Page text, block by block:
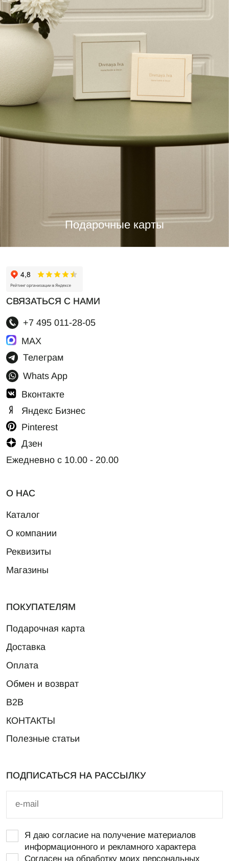
Подарочные карты
О НАС
Каталог
О компании
Реквизиты
Магазины
ПОКУПАТЕЛЯМ
Подарочная карта
Доставка
Оплата
Обмен и возврат
B2B
КОНТАКТЫ
Полезные статьи
СВЯЗАТЬСЯ С НАМИ
+7 495 011-28-05
MAX
Телеграм
Whats App
Вконтакте
Яндекс Бизнес
Pinterest
Дзен
Ежедневно с 10.00 - 20.00
ПОДПИСАТЬСЯ НА РАССЫЛКУ
Я даю согласие на получение материалов
информационного и рекламного характера
СВЯЗАТЬСЯ С НАМИ
+7 495 011-28-05
Телеграм
Whats App